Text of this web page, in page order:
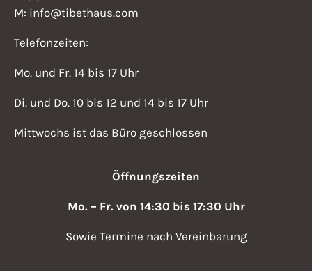
M: info@tibethaus.com
Telefonzeiten:
Mo. und Fr. 14 bis 17 Uhr
Di. und Do. 10 bis 12 und 14 bis 17 Uhr
Mittwochs ist das Büro geschlossen
Öffnungszeiten
Mo. – Fr. von 14:30 bis 17:30 Uhr
Sowie Termine nach Vereinbarung